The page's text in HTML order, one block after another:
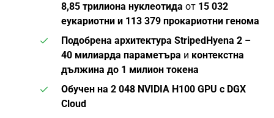
8,85 трилиона нуклеотида от 15 032
еукариотни и 113 379 прокариотни генома
Подобрена архитектура StripedHyena 2 –
40 милиарда параметъра и контекстна
дължина до 1 милион токена
Обучен на 2 048 NVIDIA H100 GPU с DGX
Cloud